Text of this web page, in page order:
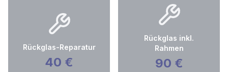
Rückglas-Reparatur
40 €
Rückglas inkl.
Rahmen
90 €